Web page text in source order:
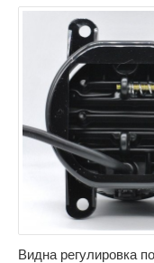
Видна регулировка